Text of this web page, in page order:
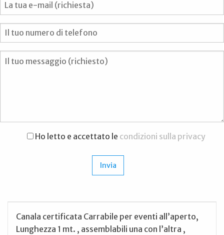
Ho letto e accettato le condizioni sulla privacy
Canala certificata Carrabile per eventi all’aperto,
Lunghezza 1 mt. , assemblabili una con l’altra ,